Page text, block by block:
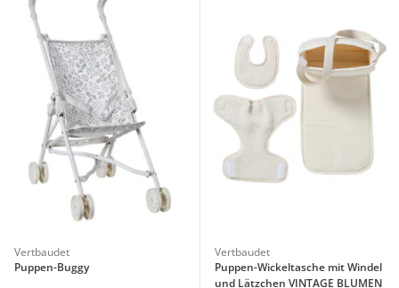
Vertbaudet
Puppen-Buggy
Vertbaudet
Puppen-Wickeltasche mit Windel
und Lätzchen VINTAGE BLUMEN